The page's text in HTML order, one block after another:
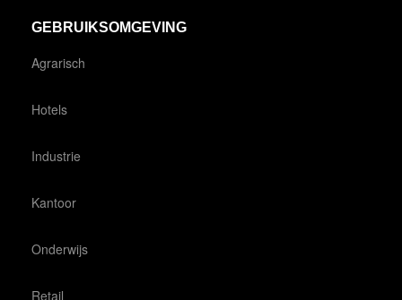
GEBRUIKSOMGEVING
Agrarisch
Hotels
Industrie
Kantoor
Onderwijs
Retail